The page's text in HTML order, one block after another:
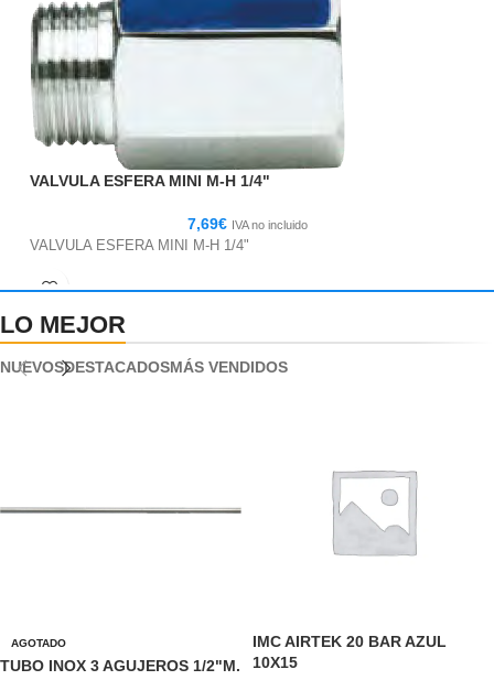
VALVULA ESFERA MINI M-H 1/4"
7,69€ IVA no incluido
VALVULA ESFERA MINI M-H 1/4"
LO MEJOR
NUEVOSDESTACADOSMÁS VENDIDOS
AGOTADO
TUBO INOX 3 AGUJEROS 1/2"M.
IMC AIRTEK 20 BAR AZUL
10X15